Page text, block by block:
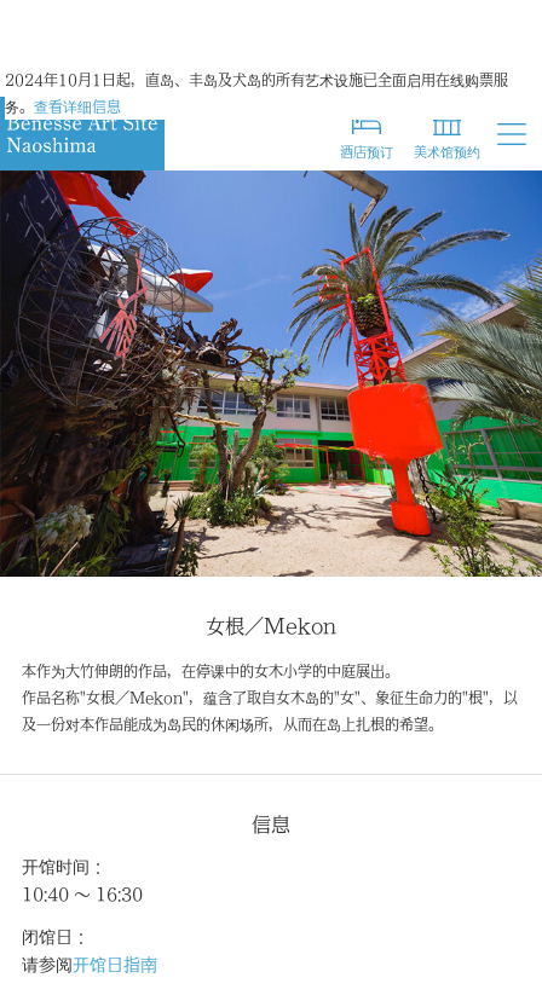
2024年10月1日起，直岛、丰岛及犬岛的所有艺术设施已全面启用在线购票服
务。 查看详细信息
酒店预订 美术馆预约
英语
女根／Mekon
本作为大竹伸朗的作品，在停课中的女木小学的中庭展出。
作品名称"女根／Mekon"，蕴含了取自女木岛的"女"、象征生命力的"根"，以
及一份对本作品能成为岛民的休闲场所，从而在岛上扎根的希望。
信息
开馆时间：
10:40 〜 16:30
闭馆日：
请参阅开馆日指南